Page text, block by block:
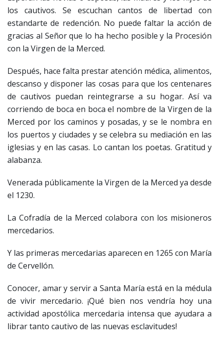
los cautivos. Se escuchan cantos de libertad con
estandarte de redención. No puede faltar la acción de
gracias al Señor que lo ha hecho posible y la Procesión
con la Virgen de la Merced.
Después, hace falta prestar atención médica, alimentos,
descanso y disponer las cosas para que los centenares
de cautivos puedan reintegrarse a su hogar. Así va
corriendo de boca en boca el nombre de la Virgen de la
Merced por los caminos y posadas, y se le nombra en
los puertos y ciudades y se celebra su mediación en las
iglesias y en las casas. Lo cantan los poetas. Gratitud y
alabanza.
Venerada públicamente la Virgen de la Merced ya desde
el 1230.
La Cofradía de la Merced colabora con los misioneros
mercedarios.
Y las primeras mercedarias aparecen en 1265 con María
de Cervellón.
Conocer, amar y servir a Santa María está en la médula
de vivir mercedario. ¡Qué bien nos vendría hoy una
actividad apostólica mercedaria intensa que ayudara a
librar tanto cautivo de las nuevas esclavitudes!